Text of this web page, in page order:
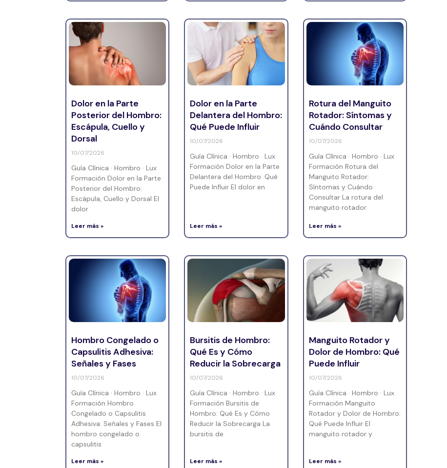
Dolor en la Parte
Posterior del Hombro:
Escápula, Cuello y
Dorsal
10/07/2026
Guía Clínica · Hombro · Lux
Formación Dolor en la Parte
Posterior del Hombro:
Escápula, Cuello y Dorsal El
dolor
Leer más »
Dolor en la Parte
Delantera del Hombro:
Qué Puede Influir
10/07/2026
Guía Clínica · Hombro · Lux
Formación Dolor en la Parte
Delantera del Hombro: Qué
Puede Influir El dolor en
Leer más »
Rotura del Manguito
Rotador: Síntomas y
Cuándo Consultar
10/07/2026
Guía Clínica · Hombro · Lux
Formación Rotura del
Manguito Rotador:
Síntomas y Cuándo
Consultar La rotura del
manguito rotador
Leer más »
Hombro Congelado o
Capsulitis Adhesiva:
Señales y Fases
10/07/2026
Guía Clínica · Hombro · Lux
Formación Hombro
Congelado o Capsulitis
Adhesiva: Señales y Fases El
hombro congelado o
capsulitis
Leer más »
Bursitis de Hombro:
Qué Es y Cómo
Reducir la Sobrecarga
10/07/2026
Guía Clínica · Hombro · Lux
Formación Bursitis de
Hombro: Qué Es y Cómo
Reducir la Sobrecarga La
bursitis de
Leer más »
Manguito Rotador y
Dolor de Hombro: Qué
Puede Influir
10/07/2026
Guía Clínica · Hombro · Lux
Formación Manguito
Rotador y Dolor de Hombro:
Qué Puede Influir El
manguito rotador y
Leer más »